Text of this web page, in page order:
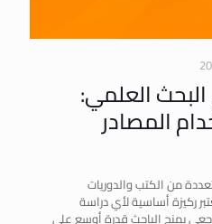
البحث العلمي:
المصادر
من الكتب والدوريات
ركيزة أساسية لأي دراسة
يمنح الباحث قدرة أوسع على